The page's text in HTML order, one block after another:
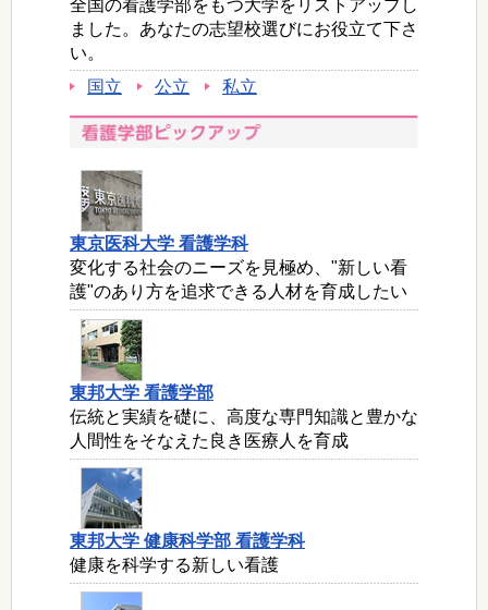
全国の看護学部をもつ大学をリストアップし
ました。あなたの志望校選びにお役立て下さ
い。
国立
公立 私立
東京医科大学 看護学科
変化する社会のニーズを見極め、"新しい看
護"のあり方を追求できる人材を育成したい
東邦大学 看護学部
伝統と実績を礎に、高度な専門知識と豊かな
人間性をそなえた良き医療人を育成
東邦大学 健康科学部 看護学科
健康を科学する新しい看護